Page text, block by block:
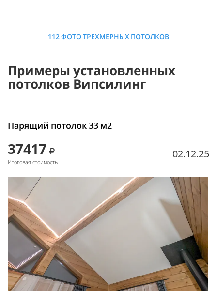
112 ФОТО ТРЕХМЕРНЫХ ПОТОЛКОВ
Примеры установленных
потолков Випсилинг
Парящий потолок 33 м2
37417
Итоговая стоимость
02.12.25